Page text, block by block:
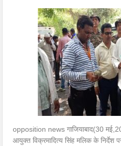
opposition news गाजियाबाद(30
आयुक्त विक्रमादित्य सिंह मलिक के निर्देश